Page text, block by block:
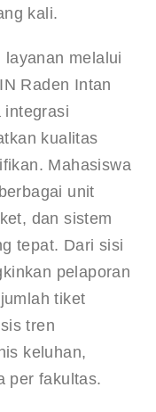
kali.
melalui
Raden Intan
integrasi
kualitas
. Mahasiswa
unit
dan sistem
tepat. Dari sisi
pelaporan
tiket
tren
keluhan,
per fakultas.